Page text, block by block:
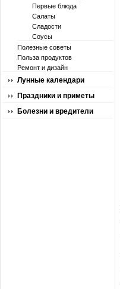
Первые блюда
Салаты
Сладости
Соусы
Полезные советы
Польза продуктов
Ремонт и дизайн
Лунные календари
Праздники и приметы
Болезни и вредители